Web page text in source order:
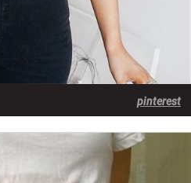
pinterest